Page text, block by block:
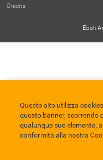
Credits
Eboli
Questo sito utilizza
questo banner, scorrendo
qualunque suo elemento,
conformità alla nostra